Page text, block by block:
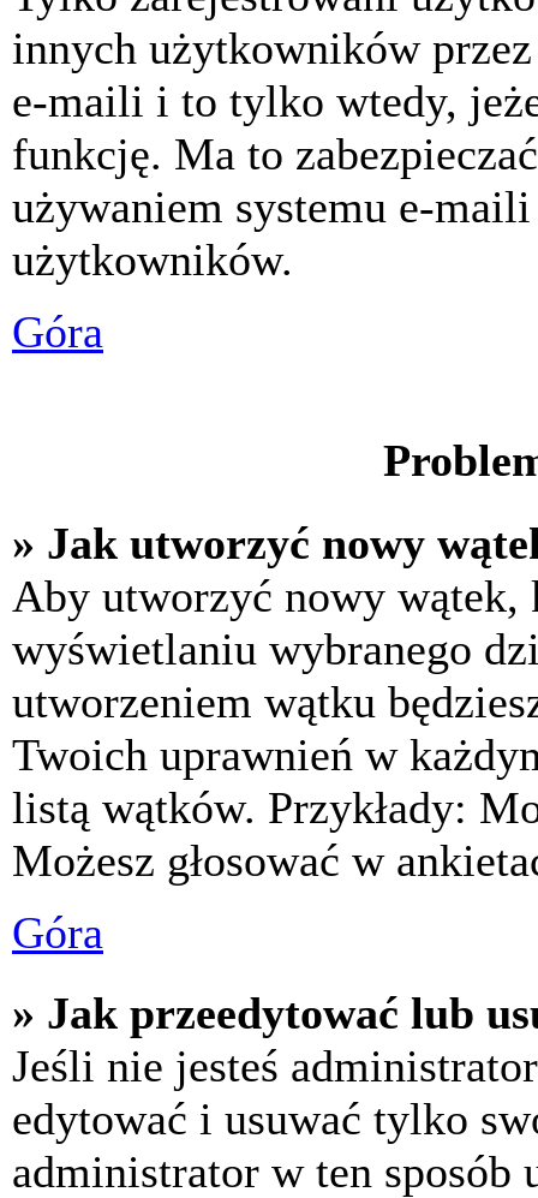
innych użytkowników
e-maili i to tylko wtedy,
funkcję. Ma to
używaniem systemu e-
użytkowników.
Góra
» Jak utworzyć nowy
Aby utworzyć nowy
wyświetlaniu wybranego
utworzeniem wątku
Twoich uprawnień w
listą wątków. Przykłady:
Możesz głosować w
Góra
» Jak przeedytować lub
Jeśli nie jesteś
edytować i usuwać tylko
administrator w ten sposób